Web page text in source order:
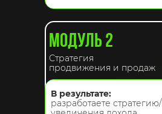
МОДУЛЬ 2
В результате:
разработаете стратегию/
Стратегия
продвижения и продаж